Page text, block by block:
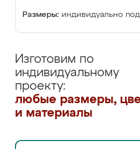
Размеры: индивидуально
Изготовим по
индивидуальному
проекту:
любые размеры,
и материалы